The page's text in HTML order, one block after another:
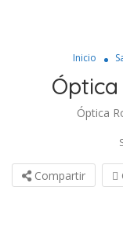
Inicio
Óptica
Compartir